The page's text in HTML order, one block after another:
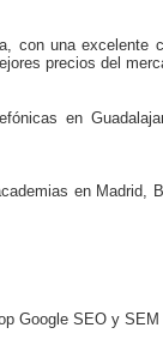
con una excelente
precios del
en
en Madrid,
Google SEO y SEM